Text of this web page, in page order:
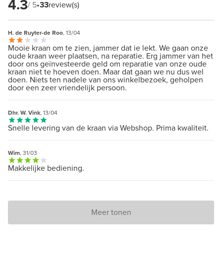
4.3/ 5•33review(s)
H. de Ruyter-de Roo, 13/04
Mooie kraan om te zien, jammer dat ie lekt. We gaan onze
oude kraan weer plaatsen, na reparatie. Erg jammer van het
door ons geïnvesteerde geld om reparatie van onze oude
kraan niet te hoeven doen. Maar dat gaan we nu dus wel
doen. Niets ten nadele van ons winkelbezoek, geholpen
door een zeer vriendelijk persoon.
Dhr. W. Vink, 13/04
Snelle levering van de kraan via Webshop. Prima kwaliteit.
Wim, 31/03
Makkelijke bediening.
Meer tonen